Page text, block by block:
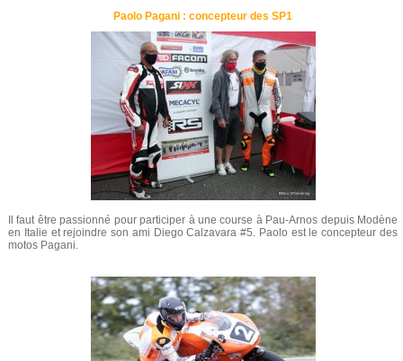
Paolo Pagani : concepteur des SP1
Il faut être passionné pour participer à une course à Pau-Arnos depuis Modène
en Italie et rejoindre son ami Diego Calzavara #5. Paolo est le concepteur des
motos Pagani.